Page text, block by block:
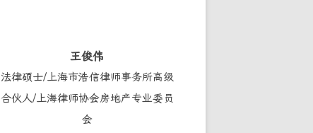
王俊伟
法律硕士/上海市浩信律师事务所高级
合伙人/上海律师协会房地产专业委员
会